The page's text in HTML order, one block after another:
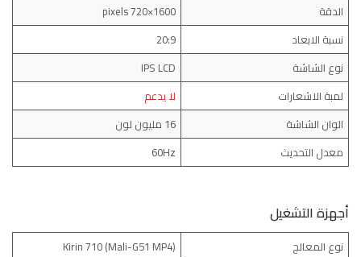
الدقة
1600×720 pixels
نسبة الابعاد
20:9
نوع الشاشة
IPS LCD
لمبة الاشعارات
لا يدعم
الوان الشاشة
16 مليون لون
معدل التحديث
60Hz
أجهزة التشغيل
نوع المعالج
(Kirin 710 (Mali-G51 MP4